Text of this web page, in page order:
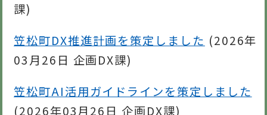
課)
笠松町DX推進計画を策定しました (2026年
03月26日 企画DX課)
笠松町AI活用ガイドラインを策定しました
(2026年03月26日 企画DX課)